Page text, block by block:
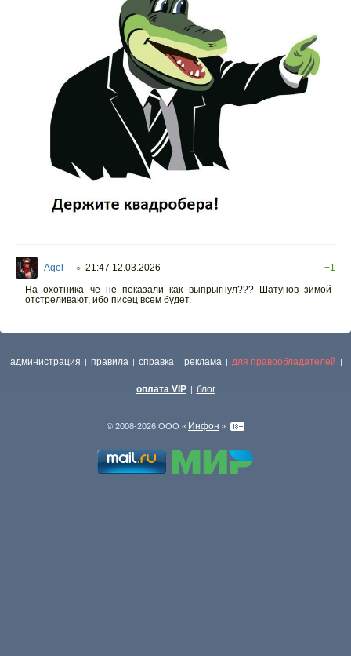
Aqel ○ 21:47 12.03.2026
+1
На охотника чё не показали как выпрыгнул??? Шатунов зимой
отстреливают, ибо писец всем будет.
администрация | правила | справка | реклама | для правообладателей |
оплата VIP | блог
© 2008-2026 ООО « Инфон »